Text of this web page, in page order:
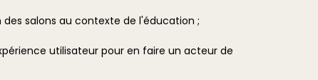
salons au contexte de l'éducation ;
utilisateur pour en faire un acteur de